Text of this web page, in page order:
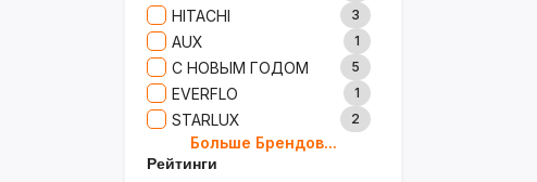
HITACHI 3
AUX 1
С НОВЫМ ГОДОМ 5
EVERFLO 1
STARLUX 2
BOSCH
MARY KAY
Больше Брендов...
Рейтинги